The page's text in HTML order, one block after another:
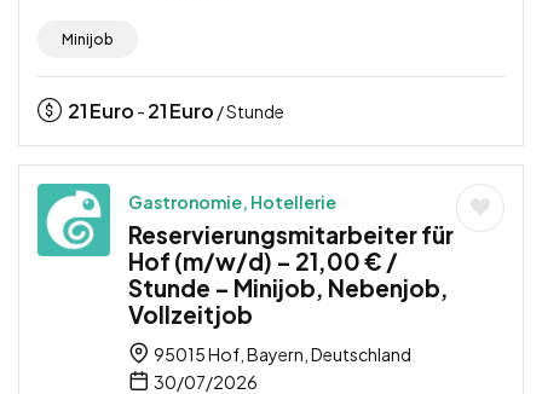
Minijob
21Euro - 21Euro / Stunde
Gastronomie, Hotellerie
Reservierungsmitarbeiter für
Hof (m/w/d) – 21,00 € /
Stunde – Minijob, Nebenjob,
Vollzeitjob
95015 Hof, Bayern, Deutschland
30/07/2026